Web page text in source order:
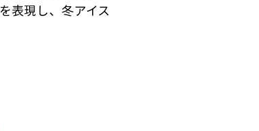
表現し、冬アイス